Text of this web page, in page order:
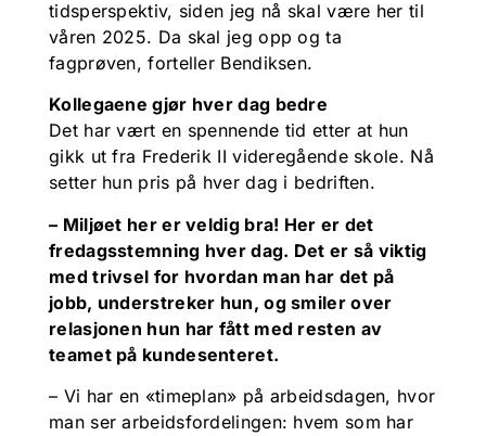
tidsperspektiv, siden jeg nå skal være her til
våren 2025. Da skal jeg opp og ta
fagprøven, forteller Bendiksen.
Kollegaene gjør hver dag bedre
Det har vært en spennende tid etter at hun
gikk ut fra Frederik II videregående skole. Nå
setter hun pris på hver dag i bedriften.
– Miljøet her er veldig bra! Her er det
fredagsstemning hver dag. Det er så viktig
med trivsel for hvordan man har det på
jobb, understreker hun, og smiler over
relasjonen hun har fått med resten av
teamet på kundesenteret.
– Vi har en «timeplan» på arbeidsdagen, hvor
man ser arbeidsfordelingen: hvem som har